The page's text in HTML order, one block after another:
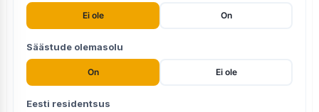
Ei ole On
Säästude olemasolu
On Ei ole
Eesti residentsus